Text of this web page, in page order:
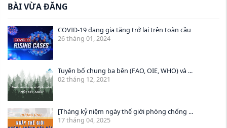
BÀI VỪA ĐĂNG
COVID-19 đang gia tăng trở lại trên toàn cầu
26 tháng 01, 2024
Tuyên bố chung ba bên (FAO, OIE, WHO) và ...
02 tháng 12, 2021
[Tháng kỷ niệm ngày thế giới phòng chống ...
17 tháng 04, 2025